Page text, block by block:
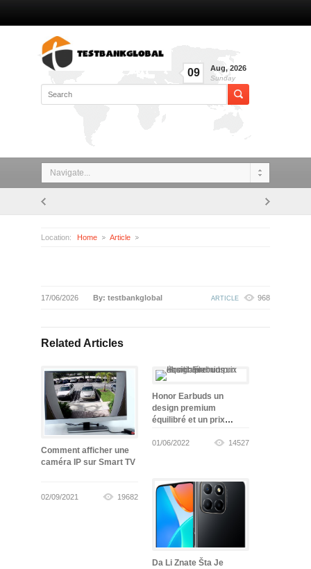
09 Aug, 2026
Sunday
Navigate...
Location: Home Article
17/06/2026 By: testbankglobal ARTICLE 968
Related Articles
Comment afficher une
caméra IP sur Smart TV
02/09/2021 19682
Honor Earbuds un
design premium
équilibré et un prix
01/06/2022 14527
Da Li Znate Šta Je